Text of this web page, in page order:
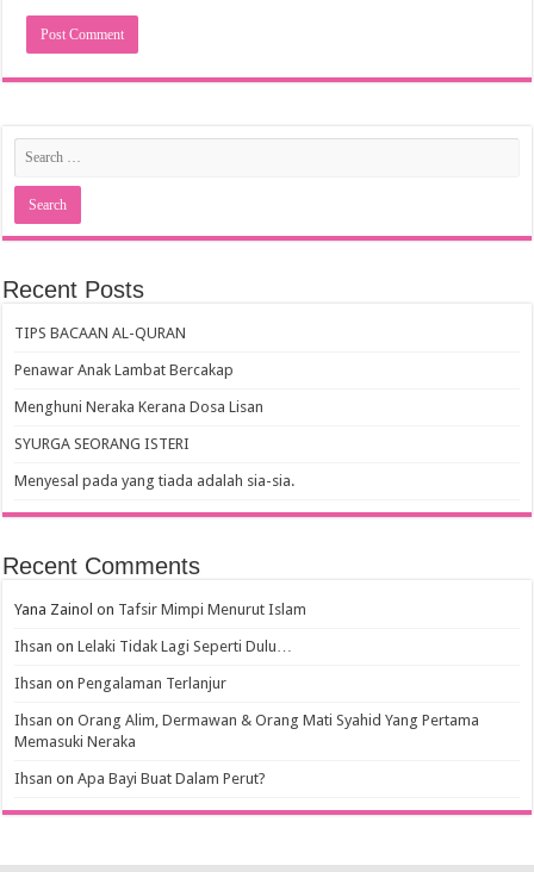
Recent Posts
TIPS BACAAN AL-QURAN
Penawar Anak Lambat Bercakap
Menghuni Neraka Kerana Dosa Lisan
SYURGA SEORANG ISTERI
Menyesal pada yang tiada adalah sia-sia.
Recent Comments
Yana Zainol on Tafsir Mimpi Menurut Islam
Ihsan onLelaki Tidak Lagi Seperti Dulu…
Ihsan onPengalaman Terlanjur
Ihsan onOrang Alim, Dermawan & Orang Mati Syahid Yang Pertama
Memasuki Neraka
Ihsan onApa Bayi Buat Dalam Perut?